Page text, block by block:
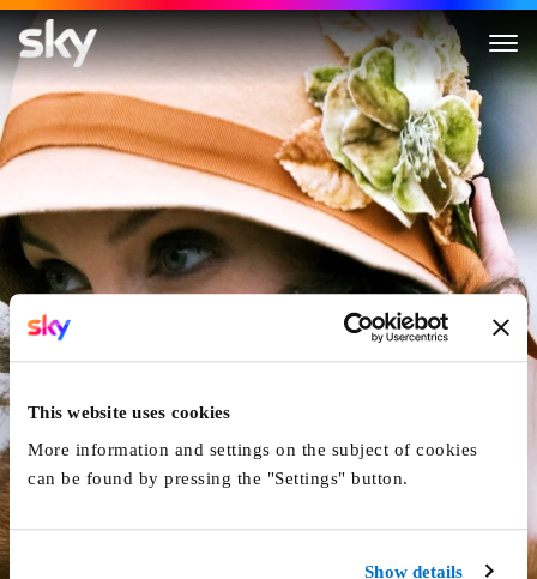
This website uses cookies
More information and settings on the subject of cookies
can be found by pressing the "Settings" button.
Show details
Der Fremde Sohn